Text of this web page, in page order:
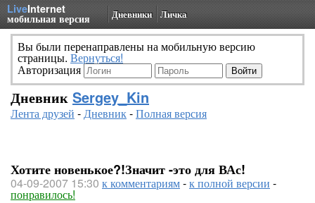
LiveInternet
мобильная версия Дневники Личка
Вы были перенаправлены на мобильную версию
страницы. Вернуться!
Авторизация
Дневник Sergey_Kin
Лента друзей -Дневник-Полная версия
Хотите новенькое?!Значит -это для ВАс!
04-09-2007 15:30 к комментариям-к полной версии -
понравилось!